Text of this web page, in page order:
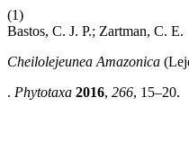
(1)
Bastos, C. J. P.; Zartman, C. E.
Cheilolejeunea Amazonica
. Phytotaxa 2016, 266, 15–20.